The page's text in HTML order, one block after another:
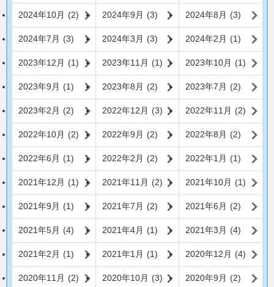
2024年10月 (2) 2024年9月 (3) 2024年8月 (3)
2024年7月 (3) 2024年3月 (3) 2024年2月 (1)
2023年12月 (1) 2023年11月 (1) 2023年10月 (1)
2023年9月 (1) 2023年8月 (2) 2023年7月 (2)
2023年2月 (2) 2022年12月 (3) 2022年11月 (2)
2022年10月 (2) 2022年9月 (2) 2022年8月 (2)
2022年6月 (1) 2022年2月 (2) 2022年1月 (1)
2021年12月 (1) 2021年11月 (2) 2021年10月 (1)
2021年9月 (1) 2021年7月 (2) 2021年6月 (2)
2021年5月 (4) 2021年4月 (1) 2021年3月 (4)
2021年2月 (1) 2021年1月 (1) 2020年12月 (4)
2020年11月 (2) 2020年10月 (3) 2020年9月 (2)